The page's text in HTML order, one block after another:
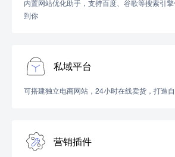
内置网站优化助手，支持百度、谷歌等搜索引
到你
私域平台
可搭建独立电商网站，24小时在线卖货，打造
营销插件